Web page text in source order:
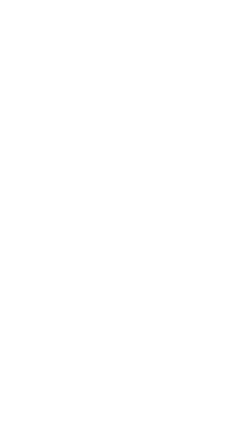
Este pasado viernes, el
XIII edición de la
Asociación de
colaboración de la
Junta de Andalucía y
Esta campaña tiene
vecinas realicen sus
La alcaldesa del
única para conocer la
Algarrobo, haciendo